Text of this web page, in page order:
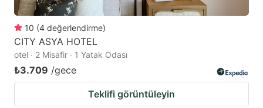
10 (4 değerlendirme)
CITY ASYA HOTEL
otel · 2 Misafir · 1 Yatak Odası
₺3.709 /gece
Teklifi görüntüleyin